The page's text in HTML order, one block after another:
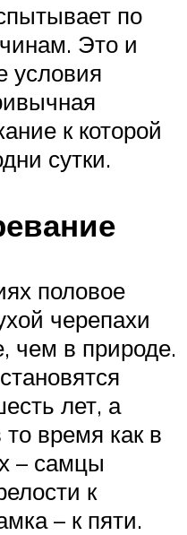
по
Это и
условия
к которой
сутки.
половое
черепахи
чем в природе.
лет, а
время как в
– самцы
к
– к пяти.